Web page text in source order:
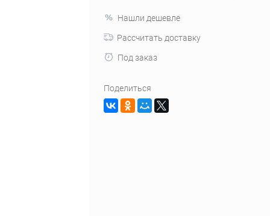
Нашли дешевле
Рассчитать доставку
Под заказ
Поделиться